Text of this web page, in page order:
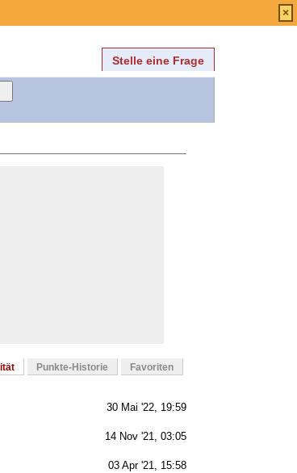
Stelle eine Frage
Punkte-Historie Favoriten
30 Mai '22, 19:59
14 Nov '21, 03:05
03 Apr '21, 15:58
×